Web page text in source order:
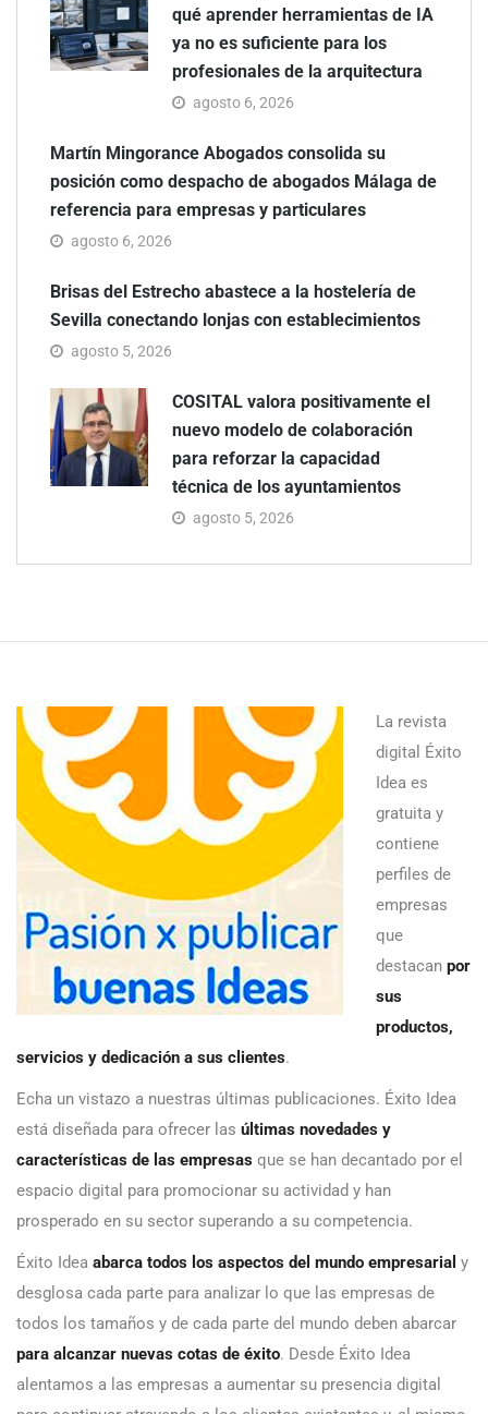
qué aprender herramientas de IA
ya no es suficiente para los
profesionales de la arquitectura
agosto 6, 2026
Martín Mingorance Abogados consolida su
posición como despacho de abogados Málaga de
referencia para empresas y particulares
agosto 6, 2026
Brisas del Estrecho abastece a la hostelería de
Sevilla conectando lonjas con establecimientos
agosto 5, 2026
COSITAL valora positivamente el
nuevo modelo de colaboración
para reforzar la capacidad
técnica de los ayuntamientos
agosto 5, 2026
La revista
digital Éxito
Idea es
gratuita y
contiene
perfiles de
empresas
que
destacan por
sus
productos,
servicios y dedicación a sus clientes.
Echa un vistazo a nuestras últimas publicaciones. Éxito Idea
está diseñada para ofrecer las últimas novedades y
características de las empresas que se han decantado por el
espacio digital para promocionar su actividad y han
prosperado en su sector superando a su competencia.
Éxito Idea abarca todos los aspectos del mundo empresarial y
desglosa cada parte para analizar lo que las empresas de
todos los tamaños y de cada parte del mundo deben abarcar
para alcanzar nuevas cotas de éxito. Desde Éxito Idea
alentamos a las empresas a aumentar su presencia digital